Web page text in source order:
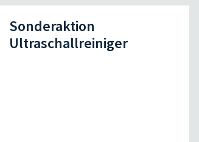
Sonderaktion
Ultraschallreiniger